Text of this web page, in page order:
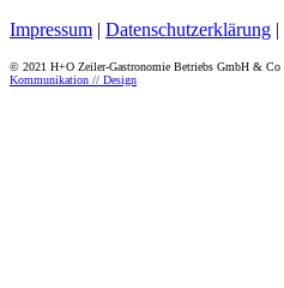
Impressum | Datenschutzerklärung |
© 2021 H+O Zeiler-Gastronomie Betriebs GmbH &
Kommunikation // Design